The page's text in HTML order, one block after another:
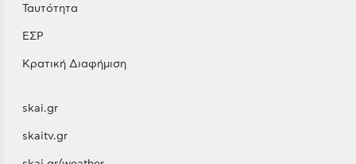
Ταυτότητα
ΕΣΡ
Κρατική Διαφήμιση
skai.gr
skaitv.gr